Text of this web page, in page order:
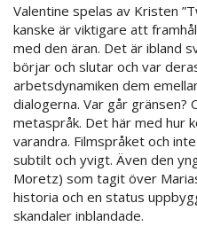
Valentine spelas av Kristen
kanske är viktigare att
med den äran. Det är ibland
börjar och slutar och var
arbetsdynamiken dem
dialogerna. Var går gränsen?
metaspråk. Det här med hur
varandra. Filmspråket och
subtilt och yvigt. Även den
Moretz) som tagit över
historia och en status
skandaler inblandade.